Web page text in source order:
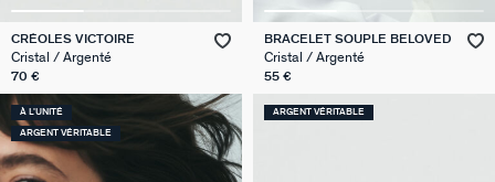
CRÉOLES VICTOIRE
Cristal / Argenté
70 €
BRACELET SOUPLE BELOVED
Cristal / Argenté
55 €
À L'UNITÉ
ARGENT VÉRITABLE
ARGENT VÉRITABLE